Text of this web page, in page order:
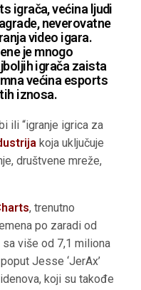
igrača, većina ljudi
neverovatne
video igara.
je mnogo
igrača zaista
većina esports
iznosa.
ili “igranje igrica za
koja uključuje
društvene mreže,
, trenutno
po zaradi od
sa više od 7,1 miliona
Jesse ‘JerAx’
koji su takođe